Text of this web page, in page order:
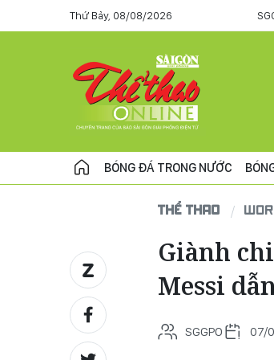
Thứ Bảy, 08/08/2026
BÓNG ĐÁ TRONG NƯỚC
THỂ THAO
Giành
Messi
SGGPO 07/